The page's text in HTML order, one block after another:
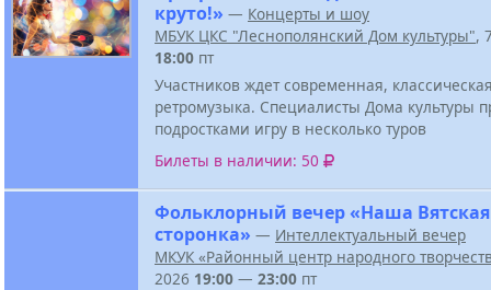
круто!» — Концерты и шоу
МБУК ЦКС "Леснополянский Дом культуры",
18:00 пт
Участников ждет современная,
ретромузыка. Специалисты Дома культуры
подростками игру в несколько туров
Билеты в наличии: 50
Фольклорный вечер «Наша Вятская
сторонка» — Интеллектуальный вечер
МКУК «Районный центр народного
2026 19:00 — 23:00 пт